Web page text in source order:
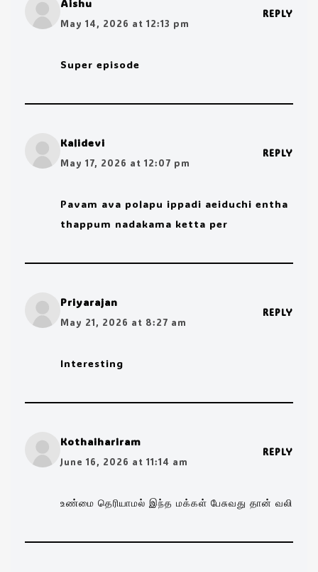
Aishu
May 14, 2026 at 12:13 pm
REPLY
Super episode
Kalidevi
May 17, 2026 at 12:07 pm
REPLY
Pavam ava polapu ippadi aeiduchi entha
thappum nadakama ketta per
Priyarajan
May 21, 2026 at 8:27 am
REPLY
Interesting
Kothaihariram
June 16, 2026 at 11:14 am
REPLY
உண்மை தெரியாமல் இந்த மக்கள் பேசுவது தான் வலி